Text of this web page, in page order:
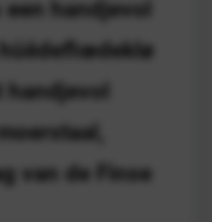
handjevol
van de Finse